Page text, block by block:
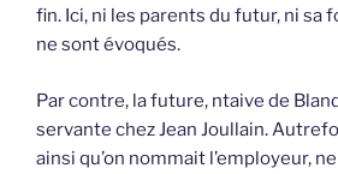
fin. Ici, ni les parents du futur, ni sa
ne sont évoqués.
Par contre, la future, ntaive de
servante chez Jean Joullain.
ainsi qu’on nommait l’employeur,